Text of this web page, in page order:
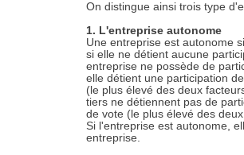
On distingue ainsi trois type
1. L'entreprise autonome
Une entreprise est autonome
si elle ne détient aucune
entreprise ne possède de
elle détient une participation
(le plus élevé des deux
tiers ne détiennent pas de
de vote (le plus élevé des
Si l'entreprise est autonome,
entreprise.